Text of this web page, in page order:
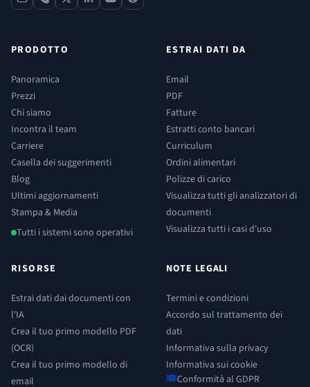
contactphone
x linkedinyoutube
reddit
PRODOTTO
Panoramica
Prezzi
Chi siamo
Incontra il team
Carriere
Casella dei suggerimenti
Blog
Ultimi aggiornamenti
Stampa & Media
Tutti i sistemi sono operativi
ESTRAI DATI DA
Email
PDF
Fatture
Estratti conto bancari
Curriculum
Ordini alimentari
Polizze di carico
Visualizza tutti gli analizzatori di
documenti
Visualizza tutti i casi d'uso
RISORSE
Estrai dati dai documenti con
l'IA
Crea il tuo primo modello PDF
(OCR)
Crea il tuo primo modello di
email
NOTE LEGALI
Termini e condizioni
Accordo sul trattamento dei
dati
Informativa sulla privacy
Informativa sui cookie
Conformità al GDPR